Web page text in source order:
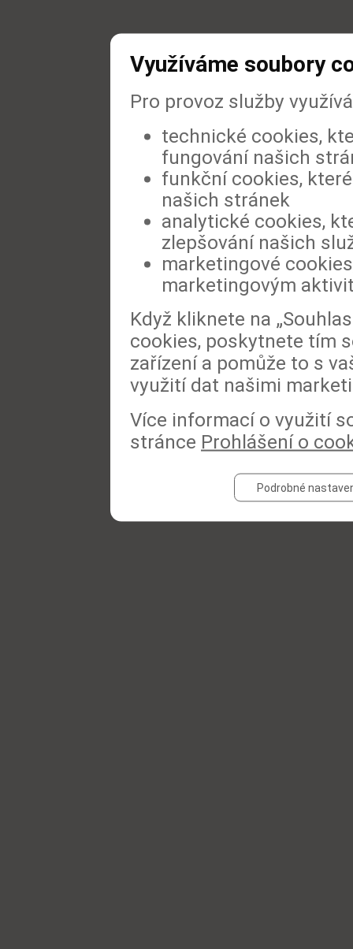
Využíváme soubory
Pro provoz služby
technické cookies,
fungování našich
funkční cookies,
našich stránek
analytické cookies,
zlepšování našich
marketingové
marketingovým
Když kliknete na
cookies, poskytnete tím
zařízení a pomůže to s
využití dat našimi
Více informací o využití
stránce Prohlášení o
Podrobné